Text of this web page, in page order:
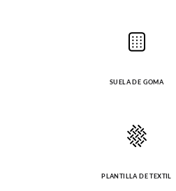
SUELA DE GOMA
PLANTILLA DE TEXTIL